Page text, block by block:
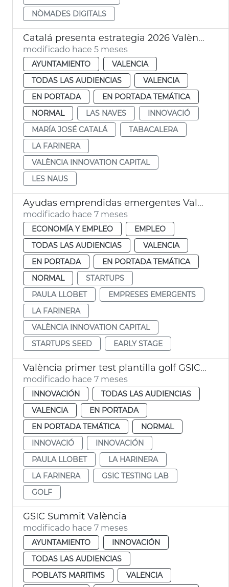
NÒMADES DIGITALS
Catalá presenta estrategia 2026 València Innovation Capital
modificado hace 5 meses
AYUNTAMIENTO
VALENCIA
TODAS LAS AUDIENCIAS
VALENCIA
EN PORTADA
EN PORTADA TEMÁTICA
NORMAL
LAS NAVES
INNOVACIÓ
MARÍA JOSÉ CATALÁ
TABACALERA
LA FARINERA
VALÈNCIA INNOVATION CAPITAL
LES NAUS
Ayudas emprendidas emergentes València Innovation Capital
modificado hace 7 meses
ECONOMÍA Y EMPLEO
EMPLEO
TODAS LAS AUDIENCIAS
VALENCIA
EN PORTADA
EN PORTADA TEMÁTICA
NORMAL
STARTUPS
PAULA LLOBET
EMPRESES EMERGENTS
LA FARINERA
VALÈNCIA INNOVATION CAPITAL
STARTUPS SEED
EARLY STAGE
València primer test plantilla golf GSIC Testing Lab
modificado hace 7 meses
INNOVACIÓN
TODAS LAS AUDIENCIAS
VALENCIA
EN PORTADA
EN PORTADA TEMÁTICA
NORMAL
INNOVACIÓ
INNOVACIÓN
PAULA LLOBET
LA HARINERA
LA FARINERA
GSIC TESTING LAB
GOLF
GSIC Summit València
modificado hace 7 meses
AYUNTAMIENTO
INNOVACIÓN
TODAS LAS AUDIENCIAS
POBLATS MARITIMS
VALENCIA